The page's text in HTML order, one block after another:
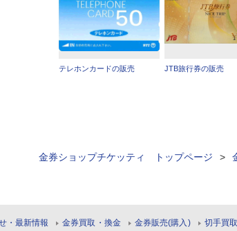
テレホンカードの販売 JTB旅行券の販売
金券ショップチケッティ トップページ >
・最新情報 金券買取・換金 金券販売(購入) 切手買取